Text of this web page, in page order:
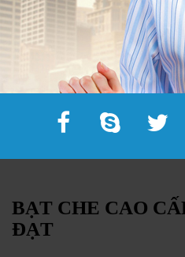
BẠT CHE CAO
ĐẠT